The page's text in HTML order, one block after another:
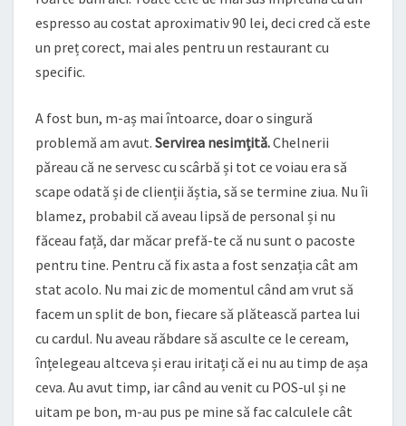
espresso au costat aproximativ 90 lei, deci cred că este
un preț corect, mai ales pentru un restaurant cu
specific.
A fost bun, m-aș mai întoarce, doar o singură
problemă am avut. Servirea nesimțită.Chelnerii
păreau că ne servesc cu scârbă și tot ce voiau era să
scape odată și de clienții ăștia, să se termine ziua. Nu îi
blamez, probabil că aveau lipsă de personal și nu
făceau față, dar măcar prefă-te că nu sunt o pacoste
pentru tine. Pentru că fix asta a fost senzația cât am
stat acolo. Nu mai zic de momentul când am vrut să
facem un split de bon, fiecare să plătească partea lui
cu cardul. Nu aveau răbdare să asculte ce le ceream,
înțelegeau altceva și erau iritați că ei nu au timp de așa
ceva. Au avut timp, iar când au venit cu POS-ul și ne
uitam pe bon, m-au pus pe mine să fac calculele cât